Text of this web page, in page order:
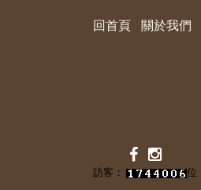
訪客： 位
回首頁 關於我們